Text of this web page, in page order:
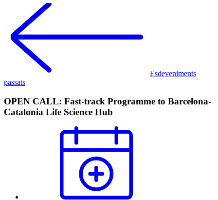
Esdeveniments
passats
OPEN CALL: Fast-track Programme to Barcelona-
Catalonia Life Science Hub